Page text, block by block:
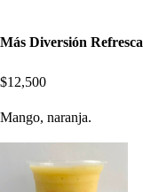
Más Diversión
$12,500
Mango, naranja.